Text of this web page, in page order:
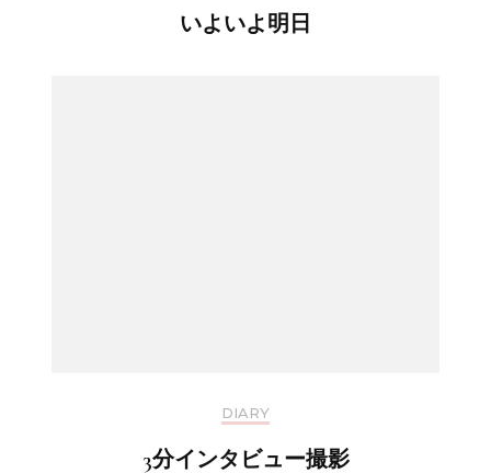
いよいよ明日
DIARY
3分インタビュー撮影